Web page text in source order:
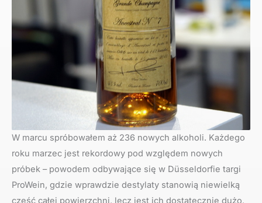
W marcu spróbowałem aż 236 nowych alkoholi. Każdego
roku marzec jest rekordowy pod względem nowych
próbek – powodem odbywające się w Düsseldorfie targi
ProWein, gdzie wprawdzie destylaty stanowią niewielką
część całej powierzchni, lecz jest ich dostatecznie dużo,